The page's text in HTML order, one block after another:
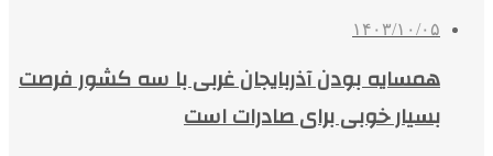
۱۴۰۳/۱۰/۰۵
همسایه بودن آذربایجان غربی با سه کشور فرصت
بسیار خوبی برای صادرات است